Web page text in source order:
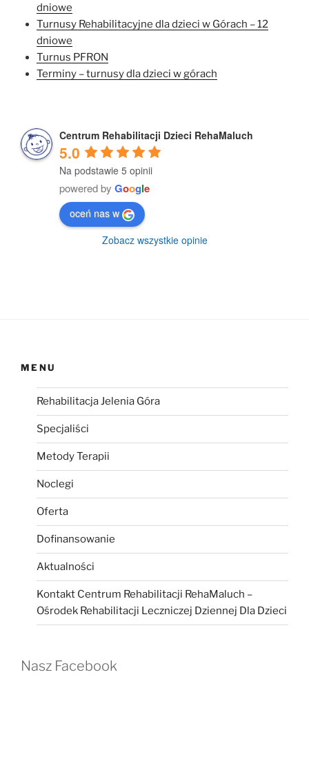
dniowe
Turnusy Rehabilitacyjne dla dzieci w Górach – 12
dniowe
Turnus PFRON
Terminy – turnusy dla dzieci w górach
Centrum Rehabilitacji Dzieci RehaMaluch
5.0
Na podstawie 5 opinii
powered by Google
oceń nas w
Zobacz wszystkie opinie
MENU
Rehabilitacja Jelenia Góra
Specjaliści
Metody Terapii
Noclegi
Oferta
Dofinansowanie
Aktualności
Kontakt Centrum Rehabilitacji RehaMaluch –
Ośrodek Rehabilitacji Leczniczej Dziennej Dla Dzieci
Nasz Facebook